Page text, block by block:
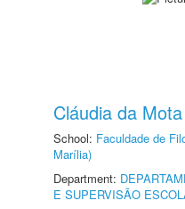
Cláudia da
School: Faculdade de
Marília)
Department:
E SUPERVISÃO